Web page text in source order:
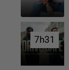
7h31
7h31